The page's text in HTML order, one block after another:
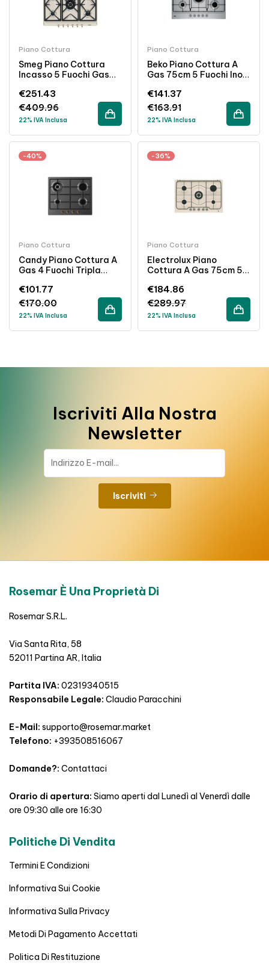
Piano Cottura
Smeg Piano Cottura
Incasso 5 Fuochi Gas
Colore Panna
€409.96
€251.43
22% IVA Inclusa
Piano Cottura
Beko Piano Cottura A
Gas 75cm 5 Fuochi Inox
€163.91
€141.37
22% IVA Inclusa
-40%
Piano Cottura
Candy Piano Cottura A
Gas 4 Fuochi Tripla
Antracite Da Incasso
€170.00
€101.77
22% IVA Inclusa
-36%
Piano Cottura
Electrolux Piano
Cottura A Gas 75cm 5
Sabbia Griglie Nero
€289.97
€184.86
22% IVA Inclusa
Iscriviti Alla Nostra
Newsletter
Iscriviti
Rosemar È Una Proprietà Di
Rosemar S.R.L.
Via Santa Rita, 58
52011 Partina AR, Italia
Partita IVA: 02319340515
Responsabile Legale: Claudio Paracchini
E-Mail: supporto@rosemar.market
Telefono: +393508516067
Domande?: Contattaci
Orario di apertura: Siamo aperti dal Lunedì al Venerdì dalle
ore 09:30 alle ore 16:30
Politiche Di Vendita
Termini E Condizioni
Informativa Sui Cookie
Informativa Sulla Privacy
Metodi Di Pagamento Accettati
Politica Di Restituzione